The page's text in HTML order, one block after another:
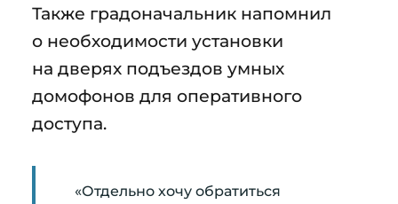
Также градоначальник напомнил
о необходимости установки
на дверях подъездов умных
домофонов для оперативного
доступа.
«Отдельно хочу обратиться